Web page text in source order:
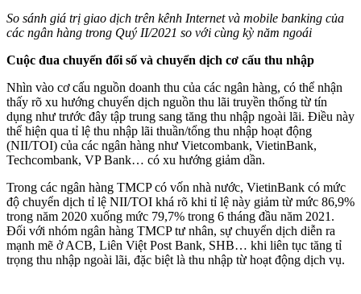
So sánh giá trị giao dịch trên kênh Internet và mobile banking của
các ngân hàng trong Quý II/2021 so với cùng kỳ năm ngoái
Cuộc đua chuyển đổi số và chuyển dịch cơ cấu thu nhập
Nhìn vào cơ cấu nguồn doanh thu của các ngân hàng, có thể nhận
thấy rõ xu hướng chuyển dịch nguồn thu lãi truyền thống từ tín
dụng như trước đây tập trung sang tăng thu nhập ngoài lãi. Điều này
thể hiện qua tỉ lệ thu nhập lãi thuần/tổng thu nhập hoạt động
(NII/TOI) của các ngân hàng như Vietcombank, VietinBank,
Techcombank, VP Bank… có xu hướng giảm dần.
Trong các ngân hàng TMCP có vốn nhà nước, VietinBank có mức
độ chuyển dịch tỉ lệ NII/TOI khá rõ khi tỉ lệ này giảm từ mức 86,9%
trong năm 2020 xuống mức 79,7% trong 6 tháng đầu năm 2021.
Đối với nhóm ngân hàng TMCP tư nhân, sự chuyển dịch diễn ra
mạnh mẽ ở ACB, Liên Việt Post Bank, SHB… khi liên tục tăng tỉ
trọng thu nhập ngoài lãi, đặc biệt là thu nhập từ hoạt động dịch vụ.